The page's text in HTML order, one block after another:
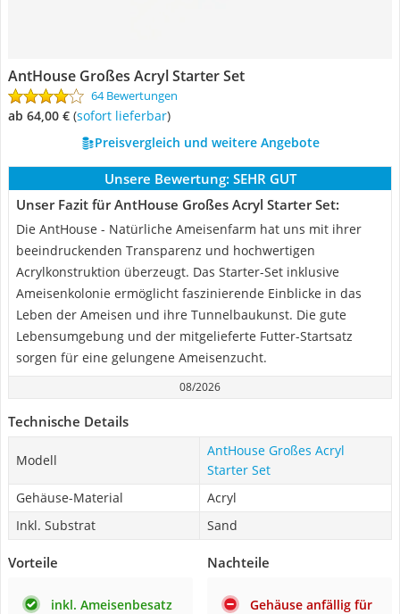
AntHouse Großes Acryl Starter Set
64 Bewertungen
ab 64,00 € ( Sofort lieferbar)
Preisvergleich und weitere Angebote
Unsere Bewertung: SEHR GUT
Unser Fazit für AntHouse Großes Acryl Starter Set:
Die AntHouse - Natürliche Ameisenfarm hat uns mit ihrer
beeindruckenden Transparenz und hochwertigen
Acrylkonstruktion überzeugt. Das Starter-Set inklusive
Ameisenkolonie ermöglicht faszinierende Einblicke in das
Leben der Ameisen und ihre Tunnelbaukunst. Die gute
Lebensumgebung und der mitgelieferte Futter-Startsatz
sorgen für eine gelungene Ameisenzucht.
08/2026
Technische Details
Modell
AntHouse Großes Acryl
Starter Set
Gehäuse-Material
Acryl
Inkl. Substrat
Sand
Vorteile
inkl. Ameisenbesatz
Nachteile
Gehäuse anfällig für